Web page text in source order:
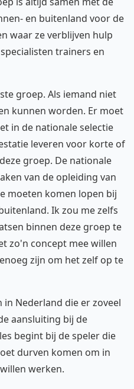
en buitenland voor de
waar ze verblijven hulp
trainers en
groep. Als iemand niet
kunnen worden. Er moet
in de nationale selectie
leveren voor korte of
groep. De nationale
van de opleiding van
moeten komen lopen bij
Ik zou me zelfs
binnen deze groep te
zo'n concept mee willen
zijn om het zelf op te
in Nederland die er zoveel
aansluiting bij de
begint bij de speler die
durven komen om in
werken.